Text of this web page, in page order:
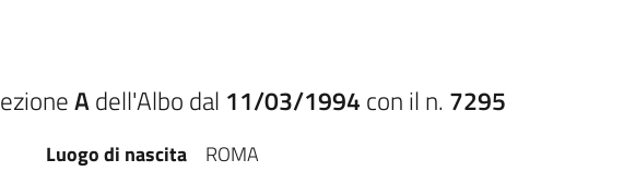
Adell'Albo dal 11/03/1994 con il n. 7295
Luogo di nascita ROMA